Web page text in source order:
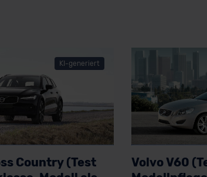
KI-generiert
Country (Test
Volvo V60